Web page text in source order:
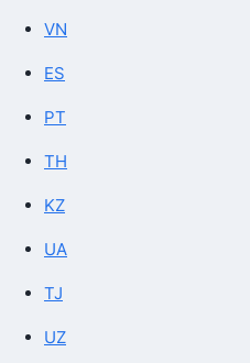
VN
ES
PT
TH
KZ
UA
TJ
UZ